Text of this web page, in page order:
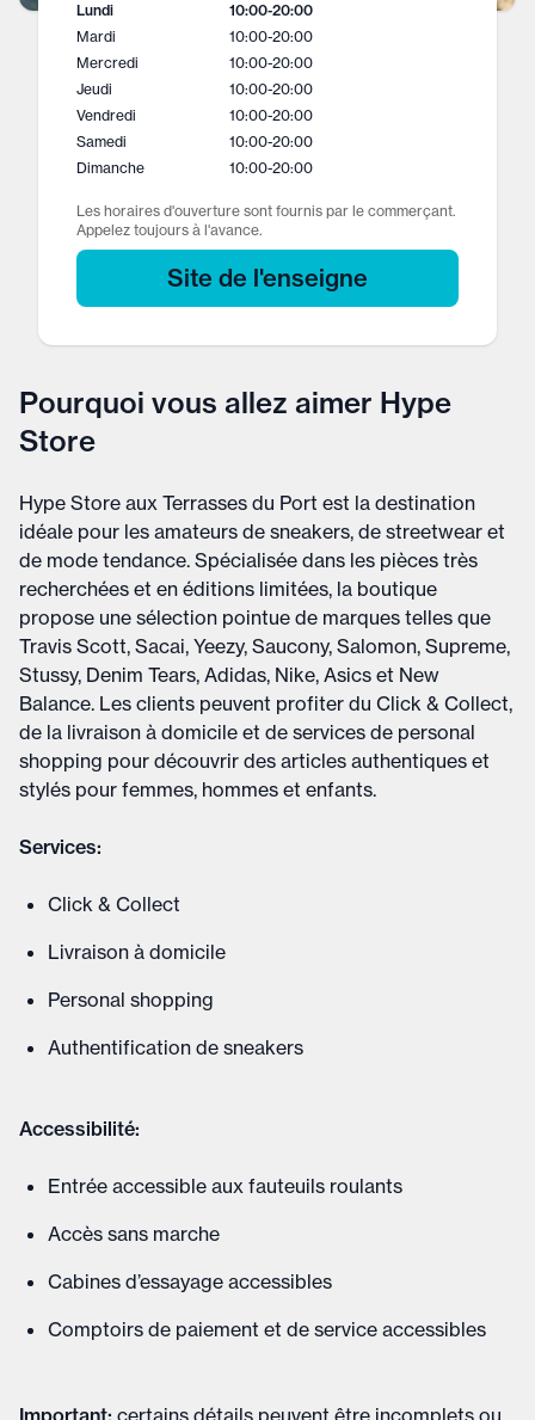
Lundi 10:00-20:00
Mardi
10:00-20:00
Mercredi
10:00-20:00
Jeudi
10:00-20:00
Vendredi
10:00-20:00
Samedi
10:00-20:00
Dimanche
10:00-20:00
Les horaires d'ouverture sont fournis par le commerçant.
Appelez toujours à l'avance.
Site de l'enseigne
Pourquoi vous allez aimer Hype
Store
Hype Store aux Terrasses du Port est la destination
idéale pour les amateurs de sneakers, de streetwear et
de mode tendance. Spécialisée dans les pièces très
recherchées et en éditions limitées, la boutique
propose une sélection pointue de marques telles que
Travis Scott, Sacai, Yeezy, Saucony, Salomon, Supreme,
Stussy, Denim Tears, Adidas, Nike, Asics et New
Balance. Les clients peuvent profiter du Click & Collect,
de la livraison à domicile et de services de personal
shopping pour découvrir des articles authentiques et
stylés pour femmes, hommes et enfants.
Services:
Click & Collect
Livraison à domicile
Personal shopping
Authentification de sneakers
Accessibilité:
Entrée accessible aux fauteuils roulants
Accès sans marche
Cabines d’essayage accessibles
Comptoirs de paiement et de service accessibles
Important: certains détails peuvent être incomplets ou